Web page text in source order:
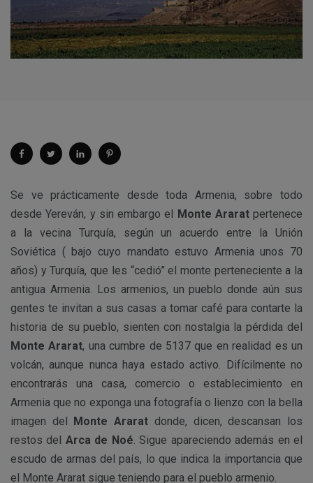
Se ve prácticamente desde toda Armenia, sobre todo
desde Yereván, y sin embargo el Monte Araratpertenece
a la vecina Turquía, según un acuerdo entre la Unión
Soviética ( bajo cuyo mandato estuvo Armenia unos 70
años) y Turquía, que les “cedió” el monte perteneciente a la
antigua Armenia. Los armenios, un pueblo donde aún sus
gentes te invitan a sus casas a tomar café para contarte la
historia de su pueblo, sienten con nostalgia la pérdida del
Monte Ararat, una cumbre de 5137 que en realidad es un
volcán, aunque nunca haya estado activo. Difícilmente no
encontrarás una casa, comercio o establecimiento en
Armenia que no exponga una fotografía o lienzo con la bella
imagen del Monte Ararat donde, dicen, descansan los
restos del Arca de Noé . Sigue apareciendo además en el
escudo de armas del país, lo que indica la importancia que
el Monte Ararat sigue teniendo para el pueblo armenio.